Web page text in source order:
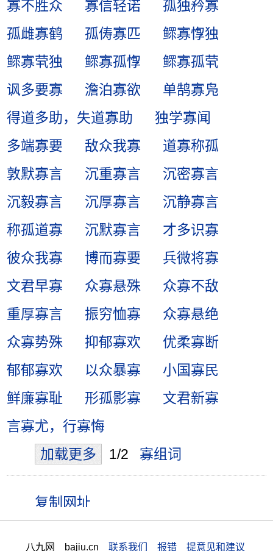
寡不胜众
寡信轻诺
孤独矜寡
孤雌寡鹤
孤俦寡匹
鳏寡惸独
鳏寡茕独
鳏寡孤惸
鳏寡孤茕
讽多要寡
澹泊寡欲
单鹄寡凫
得道多助，失道寡助
独学寡闻
多端寡要
敌众我寡
道寡称孤
敦默寡言
沉重寡言
沉密寡言
沉毅寡言
沉厚寡言
沉静寡言
称孤道寡
沉默寡言
才多识寡
彼众我寡
博而寡要
兵微将寡
文君早寡
众寡悬殊
众寡不敌
重厚寡言
振穷恤寡
众寡悬绝
众寡势殊
抑郁寡欢
优柔寡断
郁郁寡欢
以众暴寡
小国寡民
鲜廉寡耻
形孤影寡
文君新寡
言寡尤，行寡悔
加载更多
1/2 寡组词
八九网 bajiu.cn 联系我们 报错 提意见和建议